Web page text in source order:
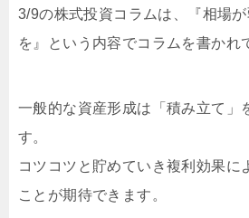
3/9の株式投資コラムは、『相場
を』という内容でコラムを書かれ
一般的な資産形成は「積み立て」
す。
コツコツと貯めていき複利効果に
ことが期待できます。